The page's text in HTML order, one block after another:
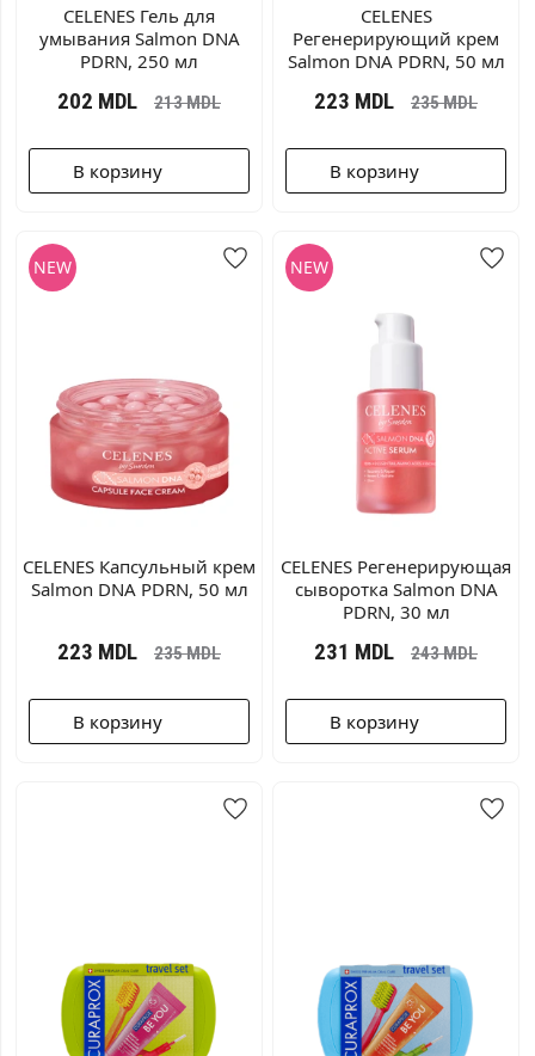
CELENES Гель для
умывания Salmon DNA
PDRN, 250 мл
202 MDL 213MDL
В корзину
CELENES
Регенерирующий крем
Salmon DNA PDRN, 50 мл
223 MDL 235MDL
В корзину
CELENES Капсульный крем
Salmon DNA PDRN, 50 мл
223 MDL 235MDL
В корзину
CELENES Регенерирующая
сыворотка Salmon DNA
PDRN, 30 мл
231 MDL 243MDL
В корзину